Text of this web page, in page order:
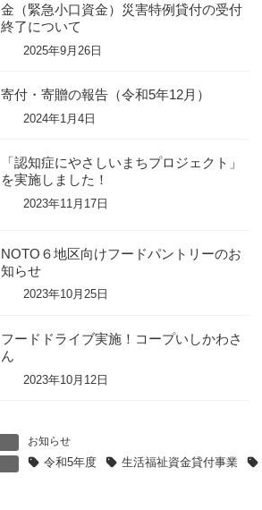
金（緊急小口資金）災害特例貸付の受付
終了について
2025年9月26日
寄付・寄贈の報告（令和5年12月）
2024年1月4日
「認知症にやさしいまちプロジェクト」
を実施しました！
2023年11月17日
NOTO６地区向けフードパントリーのお
知らせ
2023年10月25日
フードドライブ実施！コープいしかわさ
ん
2023年10月12日
お知らせ
令和5年度 生活福祉資金貸付事業